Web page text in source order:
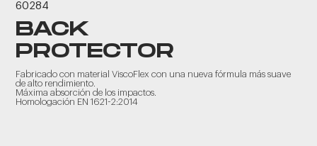
60284
BACK
PROTECTOR
Fabricado con material ViscoFlex con una nueva fórmula más suave
de alto rendimiento.
Máxima absorción de los impactos.
Homologación EN 1621-2:2014